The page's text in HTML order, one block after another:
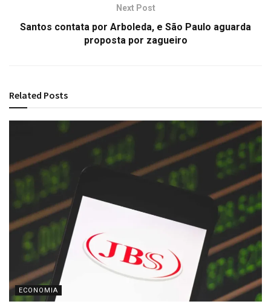
Next Post
Santos contata por Arboleda, e São Paulo aguarda
proposta por zagueiro
Related Posts
ECONOMIA